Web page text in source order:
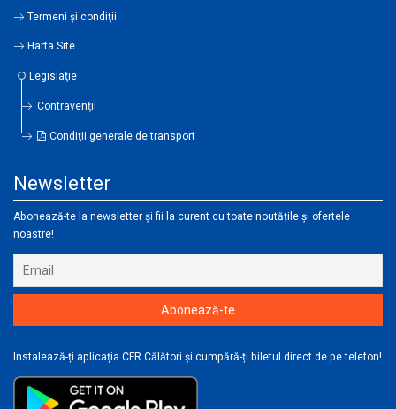
Termeni şi condiţii
Harta Site
Legislaţie
Contravenţii
Condiţii generale de transport
Newsletter
Abonează-te la newsletter și fii la curent cu toate noutățile și ofertele
noastre!
Instalează-ți aplicația CFR Călători și cumpără-ți biletul direct de pe telefon!